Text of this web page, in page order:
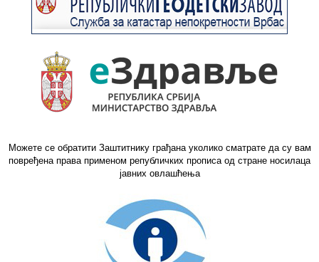
Можете се обратити Заштитнику грађана уколико сматрате да су вам
повређена права применом републичких прописа од стране носилаца
јавних овлашћења